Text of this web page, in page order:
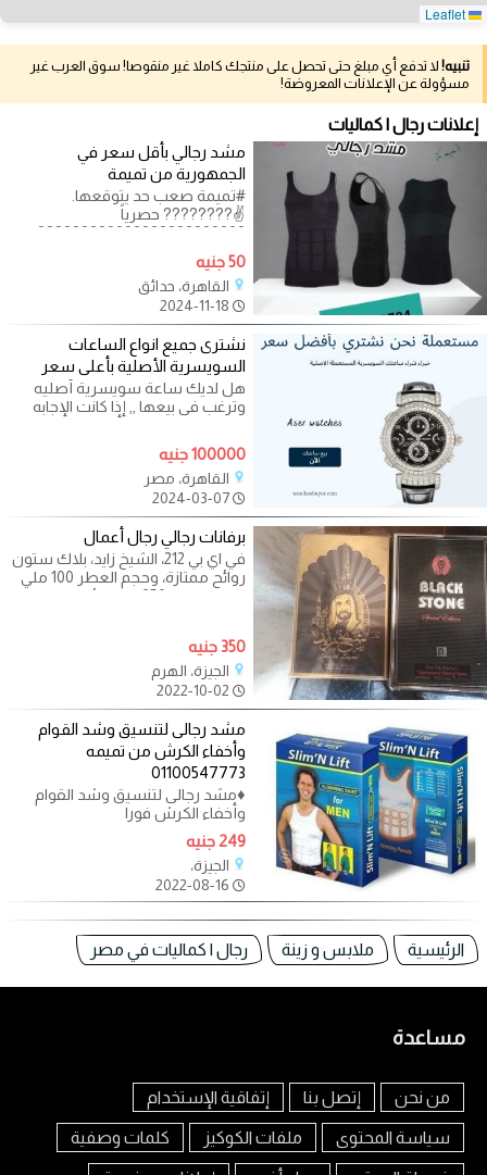
تنبيه! لا تدفع أي مبلغ حتى تحصل على منتجك كاملا غير منقوصا! سوق العرب غير
مسؤولة عن الإعلانات المعروضة!
إعلانات رجال | كماليات
مشد رجالي بأقل سعر في
الجمهورية من تميمة
#تميمة صعب حد يتوقعها.
✌????????️ حصرياً
????????????????????????
⚡مشد رجالي لشد ترهلات الجسم من
تميمة ????????
50 جنيه
القاهرة، حدائق
نشترى جميع انواع الساعات
السويسرية الأصلية بأعلى سعر
هل لديك ساعة سويسرية أصليه
وترغب فى بيعها ,, إذا كانت الإجابه
فى بيع
100000 جنيه
القاهرة، مصر
2024-03-07
برفانات رجالي رجال أعمال
في اي بي 212، الشيخ زايد، بلاك ستون
روائح ممتازة، وحجم العطر 100 ملي
سعر العلبة 350 ج ونهائي،
350 جنيه
الجيزة، الهرم
مشد رجالى لتنسيق وشد القوام
وأخفاء الكرش من تميمه
01100547773
♦️مشد رجالى لتنسيق وشد القوام
وأخفاء الكرش فورا
249 جنيه
الجيزة،
الرئيسية ملابس و زينة رجال | كماليات في مصر
مساعدة
من نحن إتصل بنا إتفاقية الإستخدام
سياسة المحتوى ملفات الكوكيز كلمات وصفية